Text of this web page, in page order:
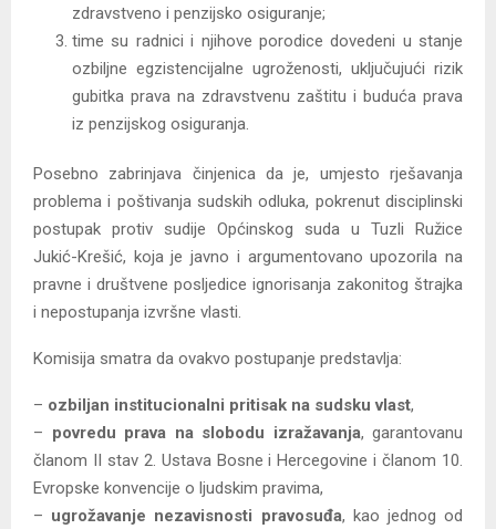
zdravstveno i penzijsko osiguranje;
time su radnici i njihove porodice dovedeni u stanje
ozbiljne egzistencijalne ugroženosti, uključujući rizik
gubitka prava na zdravstvenu zaštitu i buduća prava
iz penzijskog osiguranja.
Posebno zabrinjava činjenica da je, umjesto rješavanja
problema i poštivanja sudskih odluka, pokrenut disciplinski
postupak protiv sudije Općinskog suda u Tuzli Ružice
Jukić-Krešić, koja je javno i argumentovano upozorila na
pravne i društvene posljedice ignorisanja zakonitog štrajka
i nepostupanja izvršne vlasti.
Komisija smatra da ovakvo postupanje predstavlja:
– ozbiljan institucionalni pritisak na sudsku vlast,
– povredu prava na slobodu izražavanja, garantovanu
članom II stav 2. Ustava Bosne i Hercegovine i članom 10.
Evropske konvencije o ljudskim pravima,
– ugrožavanje nezavisnosti pravosuđa, kao jednog od